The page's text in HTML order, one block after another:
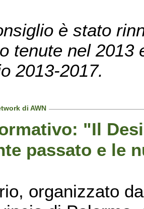
è stato
tenute nel 2013
2013-2017.
di AWN
"Il
passato e le
organizzato